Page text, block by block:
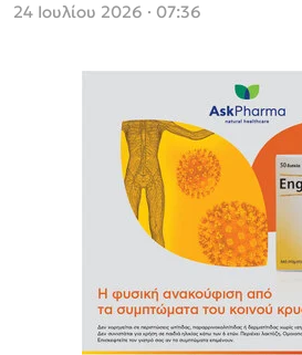
24 Ιουλίου 2026 · 07:36